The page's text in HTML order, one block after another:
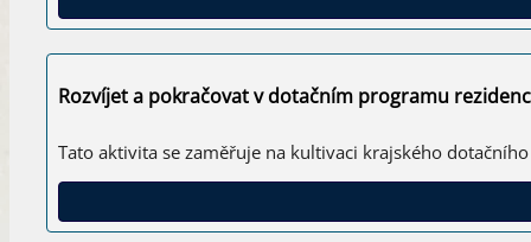
Rozvíjet a pokračovat v dotačním programu
Tato aktivita se zaměřuje na kultivaci krajského